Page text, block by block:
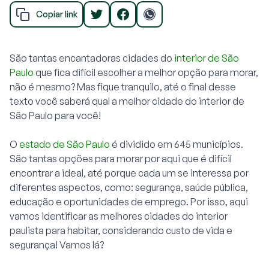
Copiar link
São tantas encantadoras cidades do interior de São
Paulo que fica difícil escolher a melhor opção para morar,
não é mesmo? Mas fique tranquilo, até o final desse
texto você saberá qual a melhor cidade do interior de
São Paulo para você!
O estado de São Paulo é dividido em 645 municípios.
São tantas opções para morar por aqui que é difícil
encontrar a ideal, até porque cada um se interessa por
diferentes aspectos, como: segurança, saúde pública,
educação e oportunidades de emprego. Por isso, aqui
vamos identificar as melhores cidades do interior
paulista para habitar, considerando custo de vida e
segurança! Vamos lá?